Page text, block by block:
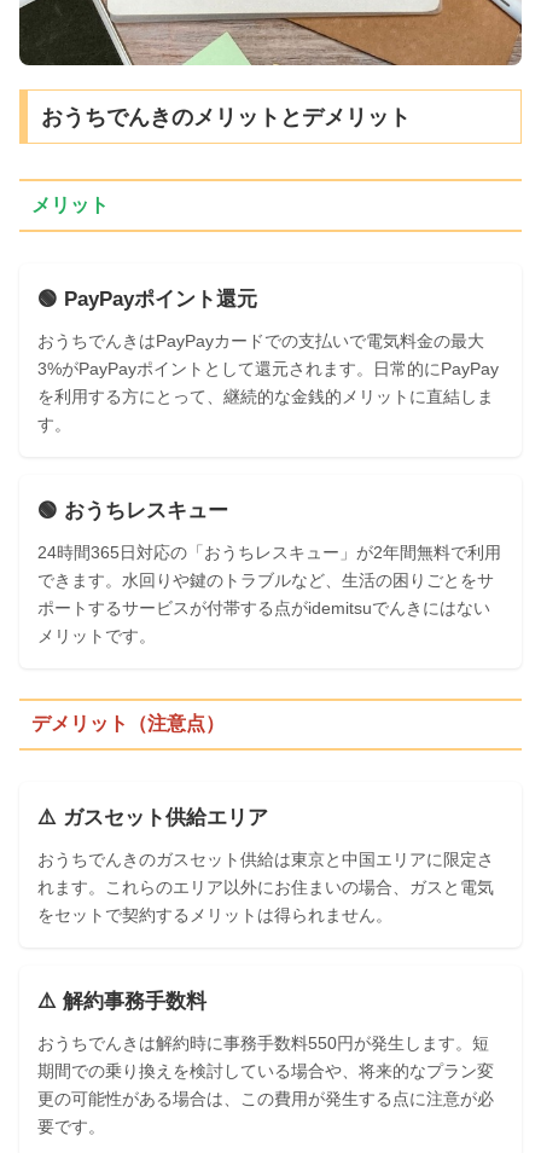
おうちでんきのメリットとデメリット
メリット
🟢 PayPayポイント還元
おうちでんきはPayPayカードでの支払いで電気料金の最大
3%がPayPayポイントとして還元されます。日常的にPayPay
を利用する方にとって、継続的な金銭的メリットに直結しま
す。
🟢 おうちレスキュー
24時間365日対応の「おうちレスキュー」が2年間無料で利用
できます。水回りや鍵のトラブルなど、生活の困りごとをサ
ポートするサービスが付帯する点がidemitsuでんきにはない
メリットです。
デメリット（注意点）
⚠️ ガスセット供給エリア
おうちでんきのガスセット供給は東京と中国エリアに限定さ
れます。これらのエリア以外にお住まいの場合、ガスと電気
をセットで契約するメリットは得られません。
⚠️ 解約事務手数料
おうちでんきは解約時に事務手数料550円が発生します。短
期間での乗り換えを検討している場合や、将来的なプラン変
更の可能性がある場合は、この費用が発生する点に注意が必
要です。